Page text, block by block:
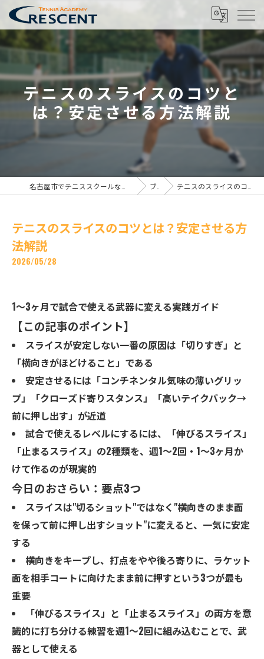
テニスのスライスのコツと
は？安定させる方法解説
ブログ テニスのスライスのコツとは？安定させる方法解説
テニスのスライスのコツとは？安定させる方
法解説
2026/05/28
1〜3ヶ月で試合で使える武器に変える実践ガイド
【この記事のポイント】
スライスが安定しない一番の原因は「切りすぎ」と
「横向きがほどけること」である
安定させるには「コンチネンタル気味の薄いグリッ
プ」「クローズド寄りスタンス」「高いテイクバック→
前に押し出す」が近道
試合で使えるレベルにするには、「伸びるスライス」
「止まるスライス」の2種類を、週1〜2回・1〜3ヶ月か
けて作るのが現実的
今日のおさらい：要点3つ
スライスは"切るショット"ではなく"横向きのまま面
を保って前に押し出すショット"に変えると、一気に安定
する
横向きをキープし、打点をやや後ろ寄りに、ラケット
面を相手コートに向けたまま前に押すという3つが最も
重要
「伸びるスライス」と「止まるスライス」の両方を意
識的に打ち分ける練習を週1〜2回に組み込むことで、武
器として使える